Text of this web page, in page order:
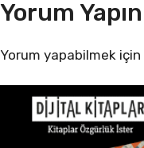
Yorum Yapın
Yorum yapabilmek için